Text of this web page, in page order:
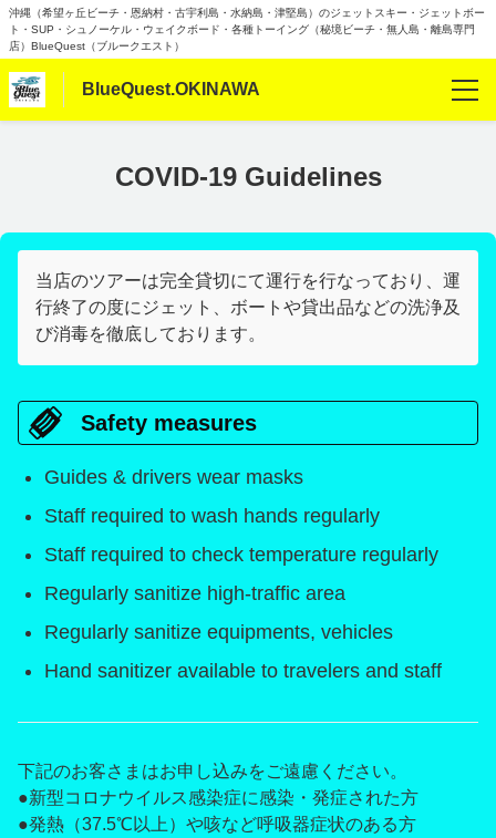
沖縄（希望ヶ丘ビーチ・恩納村・古宇利島・水納島・津堅島）のジェットスキー・ジェットボー
ト・SUP・シュノーケル・ウェイクボード・各種トーイング（秘境ビーチ・無人島・離島専門
店）BlueQuest（ブルークエスト）
BlueQuest.OKINAWA
日本語
English
한국어
简体中文
Info
About Us
COVID-19 Guidelines
COVID-19 Guidelines
当店のツアーは完全貸切にて運行を行なっており、運
行終了の度にジェット、ボートや貸出品などの洗浄及
び消毒を徹底しております。
Safety measures
Guides & drivers wear masks
Staff required to wash hands regularly
Staff required to check temperature regularly
Regularly sanitize high-traffic area
Regularly sanitize equipments, vehicles
Hand sanitizer available to travelers and staff
下記のお客さまはお申し込みをご遠慮ください。
●新型コロナウイルス感染症に感染・発症された方
●発熱（37.5℃以上）や咳など呼吸器症状のある方